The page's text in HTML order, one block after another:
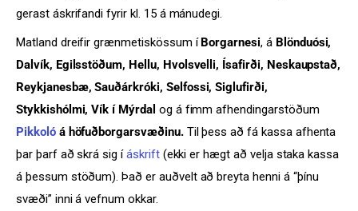
gerast áskrifandi fyrir kl. 15 á mánudegi.
Matland dreifir grænmetiskössum íBorgarnesi, á Blönduósi,
Dalvík, Egilsstöðum, Hellu, Hvolsvelli, Ísafirði, Neskaupstað,
Reykjanesbæ, Sauðárkróki, Selfossi, Siglufirði,
Stykkishólmi, Vík í Mýrdal og á fimm afhendingarstöðum
Pikkolóá höfuðborgarsvæðinu.Til þess að fá kassa afhenta
þar þarf að skrá sig íáskrift(ekki er hægt að velja staka kassa
á þessum stöðum). Það er auðvelt að breyta henni á “þínu
svæði” inni á vefnum okkar.